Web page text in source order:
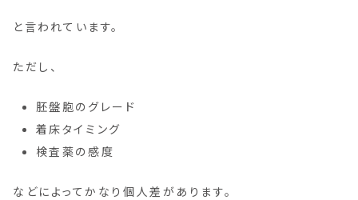
と言われています。
ただし、
胚盤胞のグレード
着床タイミング
検査薬の感度
などによってかなり個人差があります。